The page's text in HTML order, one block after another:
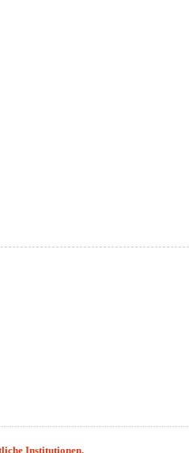
Institutionen.